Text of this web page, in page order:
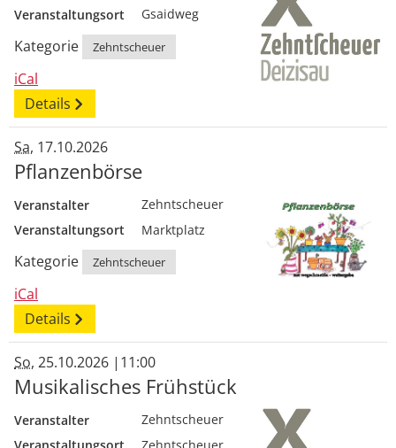
Veranstaltungsort
Gsaidweg
Kategorie Zehntscheuer
iCal
Details
Sa, 17.10.2026
Pflanzenbörse
Veranstalter
Zehntscheuer
Veranstaltungsort
Marktplatz
Kategorie Zehntscheuer
iCal
Details
So, 25.10.2026 | 11:00
Musikalisches Frühstück
Veranstalter
Zehntscheuer